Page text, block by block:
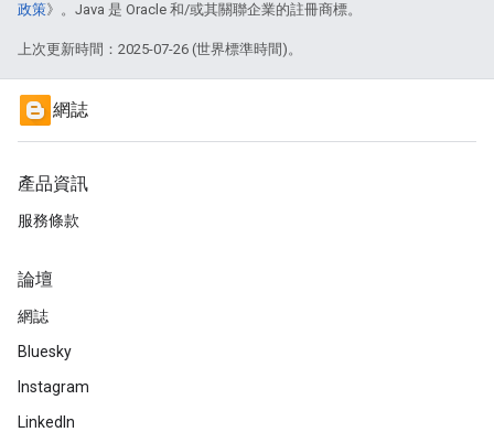
政策》。Java 是 Oracle 和/或其關聯企業的註冊商標。
上次更新時間：2025-07-26 (世界標準時間)。
網誌
產品資訊
服務條款
論壇
網誌
Bluesky
Instagram
LinkedIn